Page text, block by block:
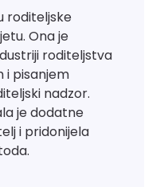
roditeljske
Ona je
roditeljstva
i pisanjem
nadzor.
je dodatne
i pridonijela